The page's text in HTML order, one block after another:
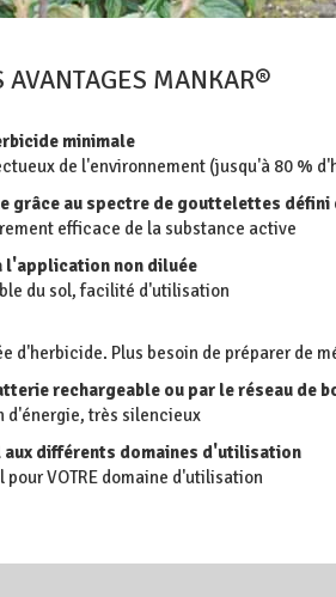
AVANTAGES MANKAR®
minimale
de l'environnement (jusqu'à 80 %
grâce au spectre de gouttelettes
efficace de la substance active
l'application non diluée
du sol, facilité d'utilisation
d'herbicide. Plus besoin de préparer de
rechargeable ou par le réseau de
d'énergie, très silencieux
différents domaines d'utilisation
VOTRE domaine d'utilisation